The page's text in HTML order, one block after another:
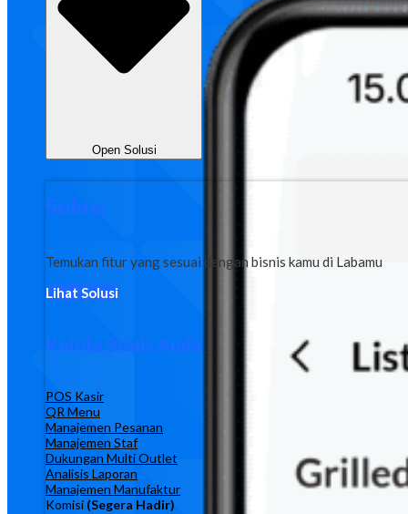
Open Solusi
Solusi
Temukan fitur yang sesuai dengan bisnis kamu di Labamu
Lihat Solusi
Kelola Bisnis Anda
POS Kasir
QR Menu
Manajemen Pesanan
Manajemen Staf
Dukungan Multi Outlet
Analisis Laporan
Manajemen Manufaktur
Komisi (Segera Hadir)